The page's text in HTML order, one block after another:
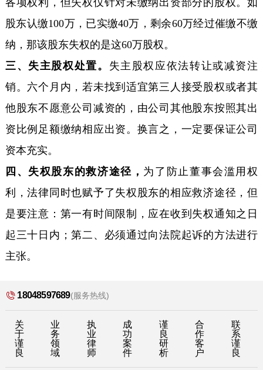
各项权利，但失权仅针对未缴纳出资部分的股权。如
股东认缴100万，已实缴40万，剩余60万经过催缴不缴
纳，那该股东失权的是这60万股权。
三、失主股权处置。 失主股权应依法转让或减资注
销。六个月内，若未找到适宜第三人接受股权或者其
他股东不愿意公司减资的，由公司其他股东按照其出
资比例足额缴纳相应出资。换言之，一定要保证公司
资本充实。
四、失权股东的救济途径， 为了防止董事会滥用权
利，法律同时也赋予了失权股东的相应救济途径，但
是要注意：第一有时间限制，应在收到失权通知之日
起三十日内；第二、必须通过向法院起诉的方法进行
主张。
18048597689(服务热线)
关
于
谨
良
业
务
领
域
执
业
律
师
成
功
案
件
谨
良
研
析
合
作
客
户
联
系
谨
良